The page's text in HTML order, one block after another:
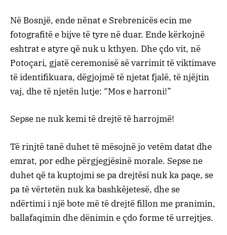
Në Bosnjë, ende nënat e Srebrenicës ecin me
fotografitë e bijve të tyre në duar. Ende kërkojnë
eshtrat e atyre që nuk u kthyen. Dhe çdo vit, në
Potoçari, gjatë ceremonisë së varrimit të viktimave
të identifikuara, dëgjojmë të njetat fjalë, të njëjtin
vaj, dhe të njetën lutje: “Mos e harroni!”
Sepse ne nuk kemi të drejtë të harrojmë!
Të rinjtë tanë duhet të mësojnë jo vetëm datat dhe
emrat, por edhe përgjegjësinë morale. Sepse ne
duhet që ta kuptojmi se pa drejtësi nuk ka paqe, se
pa të vërtetën nuk ka bashkëjetesë, dhe se
ndërtimi i një bote më të drejtë fillon me pranimin,
ballafaqimin dhe dënimin e çdo forme të urrejtjes.